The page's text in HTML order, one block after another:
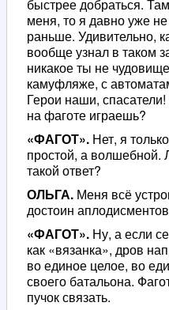
быстрее добраться.
меня, то я давно уже
раньше. Удивительно,
вообще узнал в таком
никакое ты не
камуфляже, с
Герои наши,
на фаготе играешь?
«ФАГОТ». Нет, я
простой, а волшебной.
такой ответ?
ОЛЬГА. Меня всё
достоин
«ФАГОТ». Ну, а если
как «вязанка», дров
во единое целое, во
своего батальона.
пучок связать.